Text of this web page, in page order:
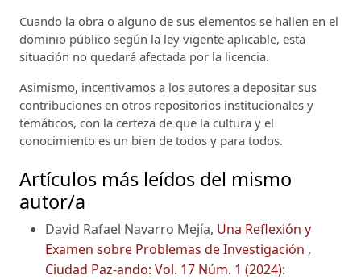
Cuando la obra o alguno de sus elementos se hallen en el
dominio público según la ley vigente aplicable, esta
situación no quedará afectada por la licencia.
Asimismo, incentivamos a los autores a depositar sus
contribuciones en otros repositorios institucionales y
temáticos, con la certeza de que la cultura y el
conocimiento es un bien de todos y para todos.
Artículos más leídos del mismo
autor/a
David Rafael Navarro Mejía, Una Reflexión y
Examen sobre Problemas de Investigación ,
Ciudad Paz-ando: Vol. 17 Núm. 1 (2024):